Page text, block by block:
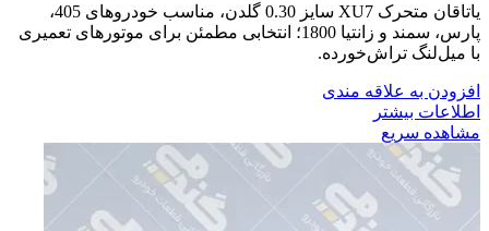
یاتاقان متحرک XU7 سایز 0.30 گلدن، مناسب خودروهای 405،
پارس، سمند و زانتیا 1800؛ انتخابی مطمئن برای موتورهای تعمیری
با میل‌لنگ تراش‌خورده.
افزودن به علاقه مندی
اطلاعات بیشتر
مشاهده سریع